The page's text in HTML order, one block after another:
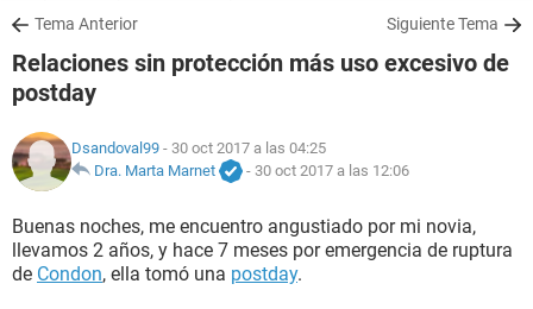
SALUD
FAMILIA
NUTRICIÓN
SEXUALIDAD
Tema Anterior Siguiente Tema
Relaciones sin protección más uso excesivo de
postday
Dsandoval99 - 30 oct 2017 a las 04:25
Dra. Marta Marnet
- 30 oct 2017 a las 12:06
Buenas noches, me encuentro angustiado por mi novia,
llevamos 2 años, y hace 7 meses por emergencia de ruptura
de Condon, ella tomó una postday.